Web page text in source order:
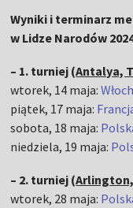
Wyniki i terminarz
w Lidze Narodów
– 1. turniej (Antalya,
wtorek, 14 maja:
piątek, 17 maja:
sobota, 18 maja:
niedziela, 19 maja:
– 2. turniej (
wtorek, 28 maja: